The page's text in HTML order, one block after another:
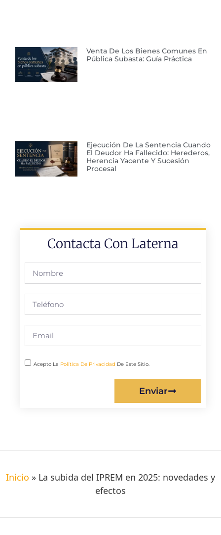
Venta De Los Bienes Comunes En
Pública Subasta: Guía Práctica
Ejecución De La Sentencia Cuando
El Deudor Ha Fallecido: Herederos,
Herencia Yacente Y Sucesión
Procesal
Contacta Con Laterna
Acepto La Política De Privacidad De Este Sitio.
Enviar
Inicio » La subida del IPREM en 2025: novedades y
efectos